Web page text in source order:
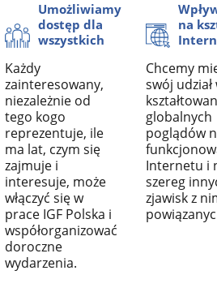
Umożliwiamy
dostęp dla
wszystkich
Każdy
zainteresowany,
niezależnie od
tego kogo
reprezentuje, ile
ma lat, czym się
zajmuje i
interesuje, może
włączyć się w
prace IGF Polska i
współorganizować
doroczne
wydarzenia.
na
Chcemy
swój udział
globalnych
poglądów
Internetu i
szereg
zjawisk z